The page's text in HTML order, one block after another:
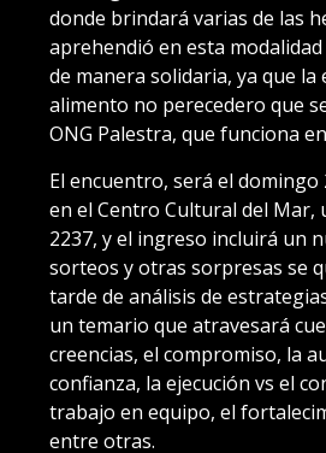
donde brindará varias de las
aprehendió en esta
de manera solidaria, ya que la
alimento no perecedero que
ONG Palestra, que funciona
El encuentro, será el domingo
en el Centro Cultural del Mar,
2237, y el ingreso incluirá un
sorteos y otras sorpresas se
tarde de análisis de
un temario que atravesará
creencias, el compromiso, la
confianza, la ejecución vs el
trabajo en equipo, el
entre otras.